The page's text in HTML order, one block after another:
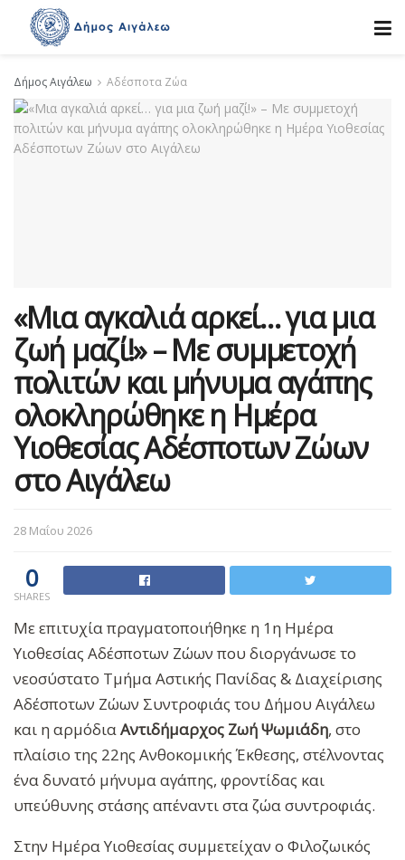
Δήμος Αιγάλεω Αδέσποτα Ζώα
«Μια αγκαλιά αρκεί… για μια
ζωή μαζί!» – Με συμμετοχή
πολιτών και μήνυμα αγάπης
ολοκληρώθηκε η Ημέρα
Υιοθεσίας Αδέσποτων Ζώων
στο Αιγάλεω
28 Μαΐου 2026
0
SHARES
Με επιτυχία πραγματοποιήθηκε η 1η Ημέρα
Υιοθεσίας Αδέσποτων Ζώων που διοργάνωσε το
νεοσύστατο Τμήμα Αστικής Πανίδας & Διαχείρισης
Αδέσποτων Ζώων Συντροφιάς του Δήμου Αιγάλεω
και η αρμόδιαΑντιδήμαρχος Ζωή Ψωμιάδη, στο
πλαίσιο της 22ης Ανθοκομικής Έκθεσης, στέλνοντας
ένα δυνατό μήνυμα αγάπης, φροντίδας και
υπεύθυνης στάσης απέναντι στα ζώα συντροφιάς.
Στην Ημέρα Υιοθεσίας συμμετείχαν ο Φιλοζωικός